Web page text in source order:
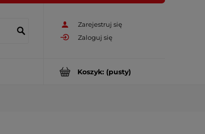
Zarejestruj się
Zaloguj się
Koszyk: (pusty)